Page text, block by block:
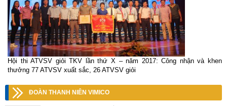
Hội thi ATVSV giỏi TKV lần thứ X – năm 2017: Công nhận và khen
thưởng 77 ATVSV xuất sắc, 26 ATVSV giỏi
ĐOÀN THANH NIÊN VIMICO